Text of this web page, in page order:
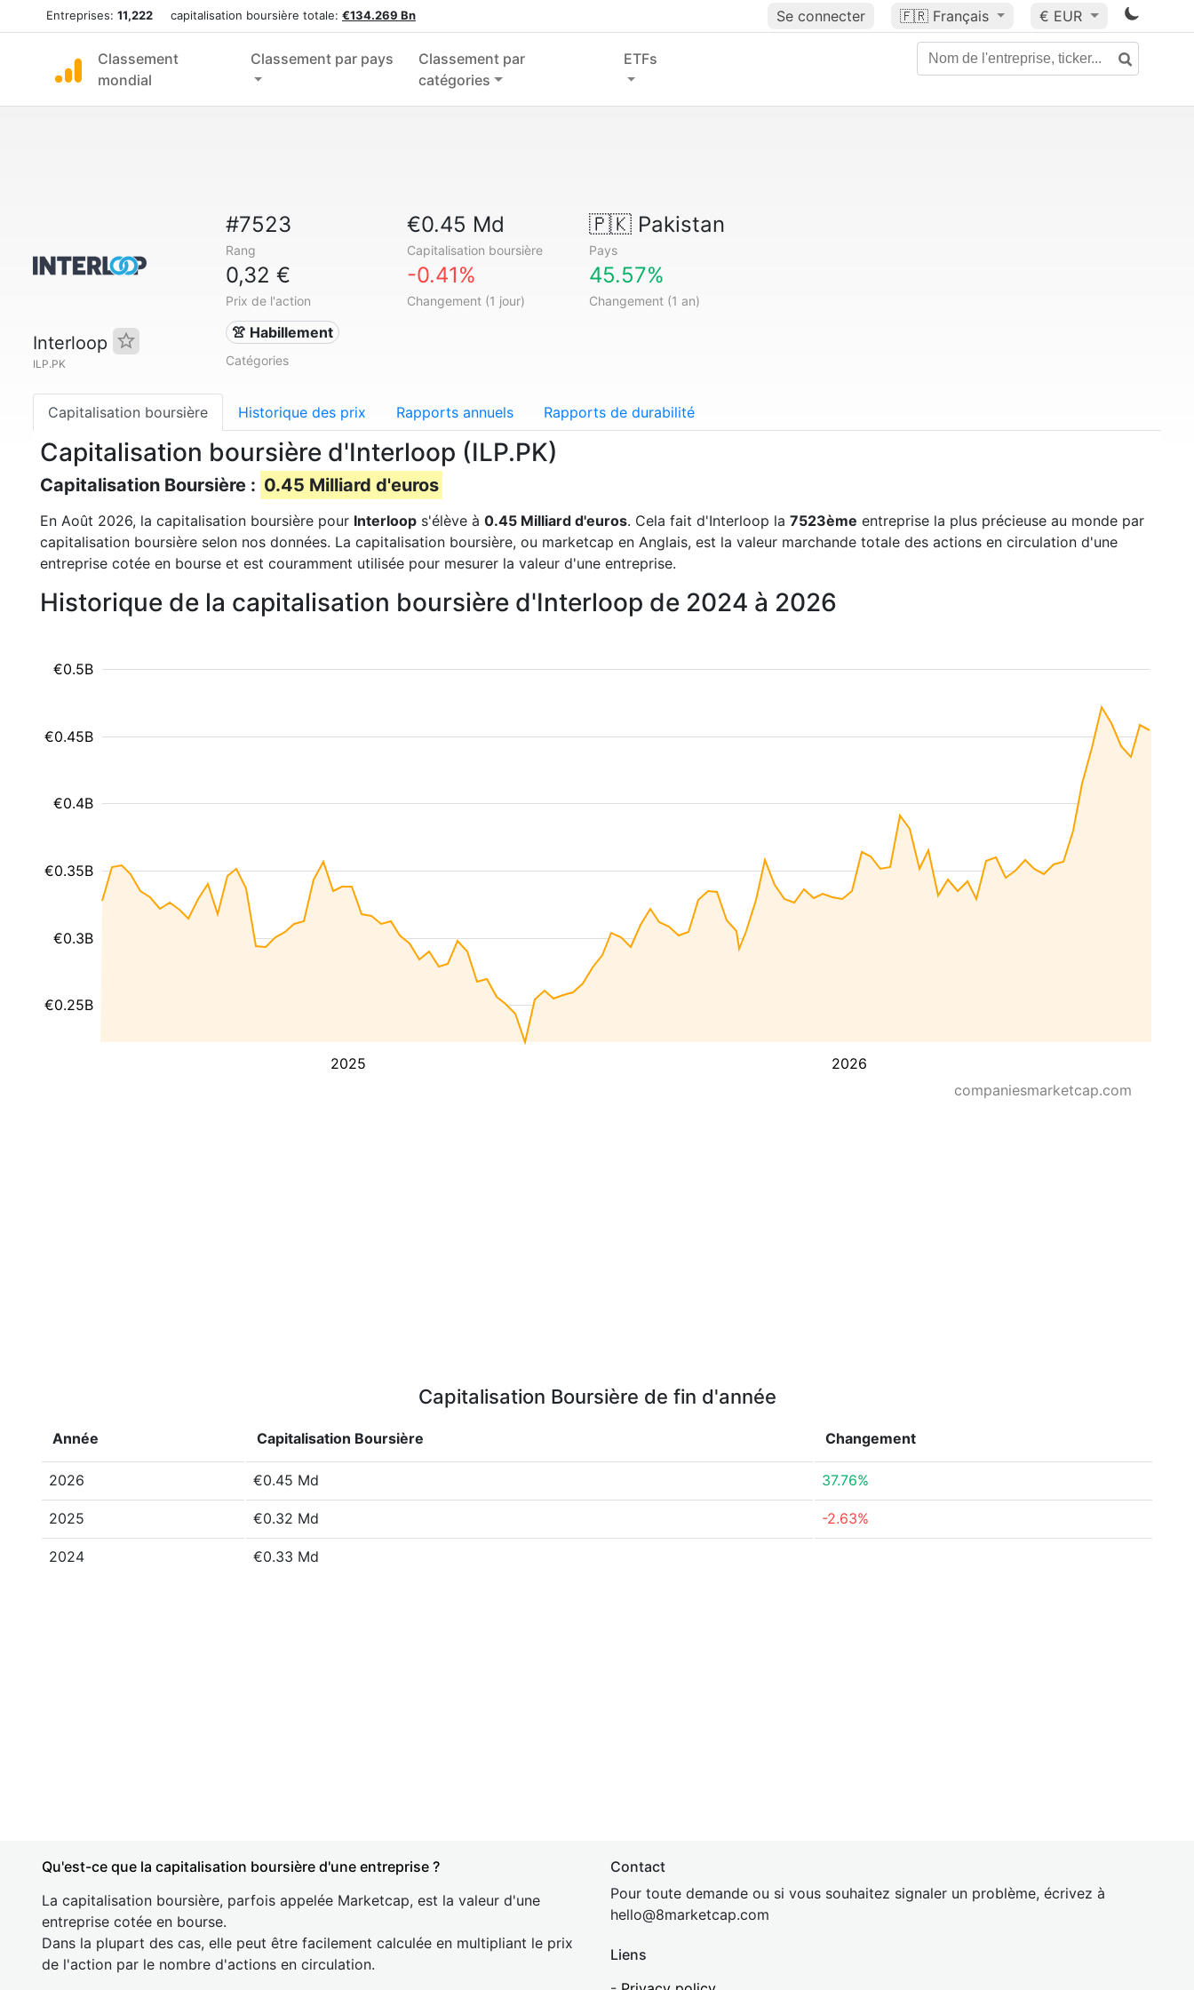
Entreprises: 11,222 capitalisation boursière totale: €134.269 Bn Se connecter 🇫🇷 Français € EUR
Classement
mondial
Classement par pays
Classement par
catégories
ETFs
Interloop
ILP.PK
#7523
Rang
€0.45 Md
Capitalisation boursière
🇵🇰Pakistan
Pays
0,32 €
Prix de l'action
-0.41%
Changement (1 jour)
45.57%
Changement (1 an)
👚 Habillement
Catégories
Capitalisation boursière Historique des prix Rapports annuels Rapports de durabilité
Capitalisation boursière d'Interloop (ILP.PK)
Capitalisation Boursière : 0.45 Milliard d'euros
En Août 2026, la capitalisation boursière pour Interloop s'élève à 0.45 Milliard d'euros. Cela fait d'Interloop la 7523ème entreprise la plus précieuse au monde par
capitalisation boursière selon nos données. La capitalisation boursière, ou marketcap en Anglais, est la valeur marchande totale des actions en circulation d'une
entreprise cotée en bourse et est couramment utilisée pour mesurer la valeur d'une entreprise.
Historique de la capitalisation boursière d'Interloop de 2024 à 2026
2025 2026
€0.25B
€0.3B
€0.35B
€0.4B
€0.45B
€0.5B
companiesmarketcap.com
Capitalisation Boursière de fin d'année
Année Capitalisation Boursière Changement
2026 €0.45 Md 37.76%
2025 €0.32 Md -2.63%
2024 €0.33 Md
Qu'est-ce que la capitalisation boursière d'une entreprise ?
La capitalisation boursière, parfois appelée Marketcap, est la valeur d'une
entreprise cotée en bourse.
Dans la plupart des cas, elle peut être facilement calculée en multipliant le prix
de l'action par le nombre d'actions en circulation.
Contact
Pour toute demande ou si vous souhaitez signaler un problème, écrivez à
hello@8marketcap.com
Liens